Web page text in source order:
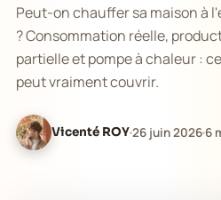
Peut-on chauffer sa maison à
? Consommation réelle,
partielle et pompe à chaleur :
peut vraiment couvrir.
Vicenté ROY26 juin 2026 6